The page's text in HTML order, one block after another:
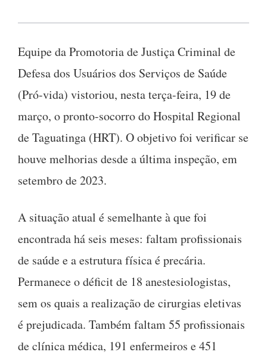
Equipe da Promotoria de Justiça Criminal de
Defesa dos Usuários dos Serviços de Saúde
(Pró-vida) vistoriou, nesta terça-feira, 19 de
março, o pronto-socorro do Hospital Regional
de Taguatinga (HRT). O objetivo foi verificar se
houve melhorias desde a última inspeção, em
setembro de 2023.
A situação atual é semelhante à que foi
encontrada há seis meses: faltam profissionais
de saúde e a estrutura física é precária.
Permanece o déficit de 18 anestesiologistas,
sem os quais a realização de cirurgias eletivas
é prejudicada. Também faltam 55 profissionais
de clínica médica, 191 enfermeiros e 451